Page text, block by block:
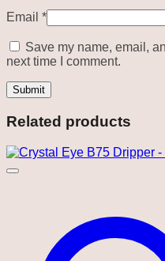
Email *
Save my name, email,
next time I comment.
Related products